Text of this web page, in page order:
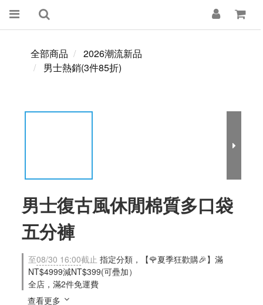
全部商品
2026潮流新品
男士熱銷(3件85折)
男士復古風休閒棉質多口袋
五分褲
至08/30 16:00截止 指定分類，【🌹夏季狂歡購🎉】滿
NT$4999減NT$399(可疊加）
全店，滿2件免運費
查看更多